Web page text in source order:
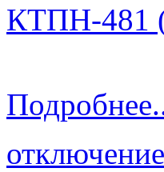
КТПН-481
отключение